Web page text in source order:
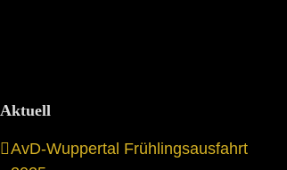
Aktuell
AvD-Wuppertal Frühlingsausfahrt